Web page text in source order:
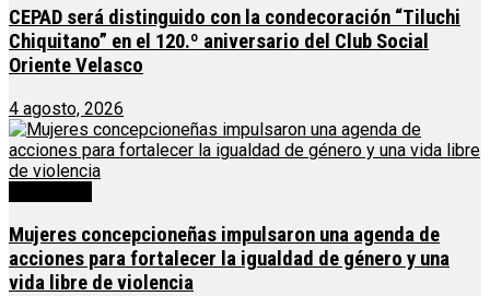
CEPAD será distinguido con la condecoración “Tiluchi
Chiquitano” en el 120.º aniversario del Club Social
Oriente Velasco
4 agosto, 2026
Mujeres concepcioneñas impulsaron una agenda de
acciones para fortalecer la igualdad de género y una
vida libre de violencia